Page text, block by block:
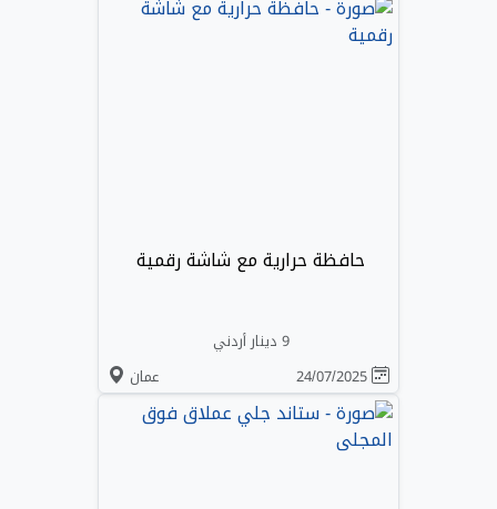
حافظة حرارية مع شاشة رقمية
9 دينار أردني
عمان